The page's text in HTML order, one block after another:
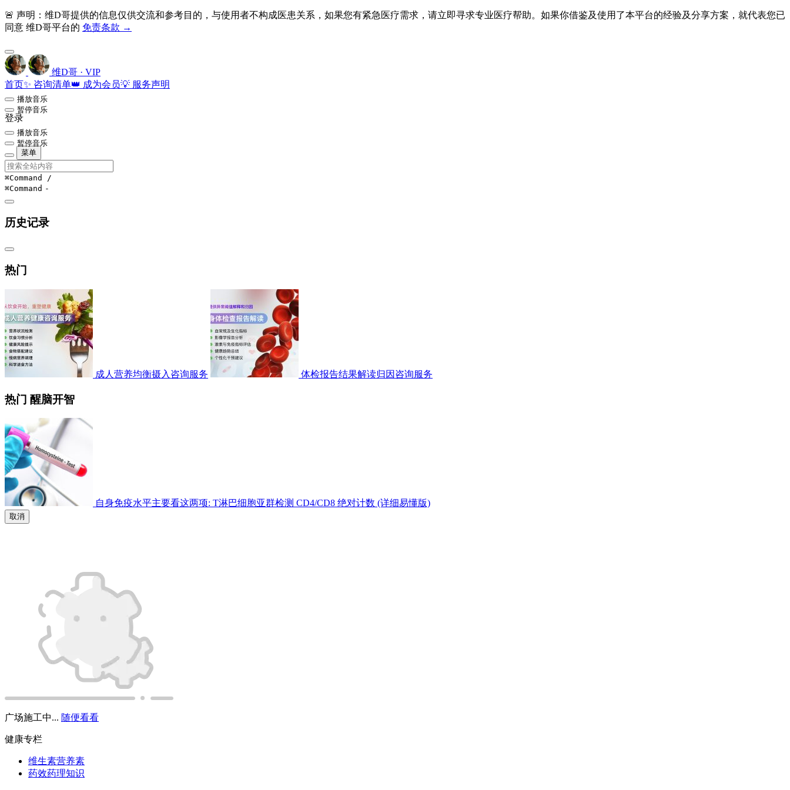
🚨 声明：维D哥提供的信息仅供交流和参考目的，与使用者不构成医患关系，如果您有紧急医疗需求，请立即寻求专业医疗帮助。如果你借鉴及使用了本平台的经验及分享方案，就代表您已
同意 维D哥平台的 免责条款 →
维D哥 · VIP
首页✨ 咨询清单👑 成为会员💡 服务声明
播放音乐
暂停音乐
登录
播放音乐
暂停音乐
菜单
⌘Command /
⌘Command -
历史记录
热门
成人营养均衡摄入咨询服务 体检报告结果解读归因咨询服务
热门 醒脑开智
自身免疫水平主要看这两项: T淋巴细胞亚群检测 CD4/CD8 绝对计数 (详细易懂版)
取消
广场施工中... 随便看看
健康专栏
维生素营养素
药效药理知识